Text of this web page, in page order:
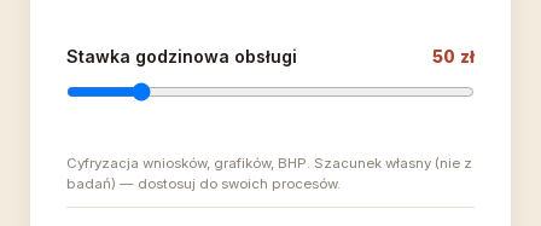
Stawka godzinowa obsługi 50 zł
Cyfryzacja wniosków, grafików, BHP. Szacunek własny (nie z
badań) — dostosuj do swoich procesów.